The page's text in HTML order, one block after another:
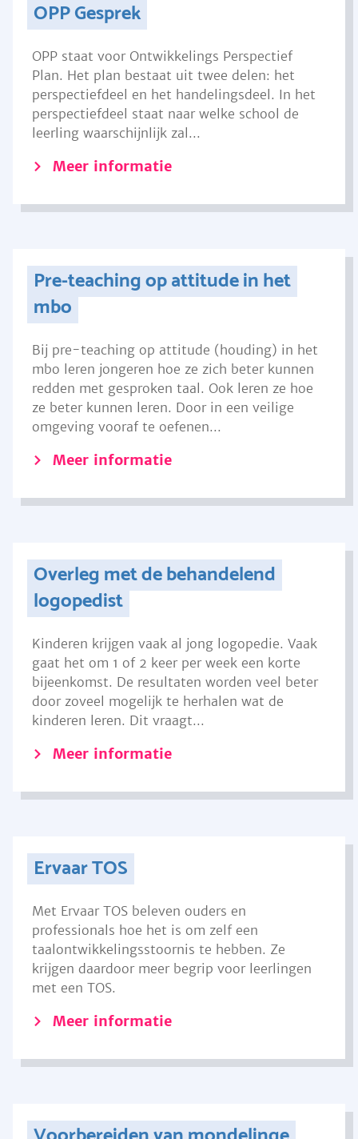
OPP Gesprek
OPP staat voor Ontwikkelings Perspectief
Plan. Het plan bestaat uit twee delen: het
perspectiefdeel en het handelingsdeel. In het
perspectiefdeel staat naar welke school de
leerling waarschijnlijk zal...
Meer informatie
Pre-teaching op attitude in het
mbo
Bij pre-teaching op attitude (houding) in het
mbo leren jongeren hoe ze zich beter kunnen
redden met gesproken taal. Ook leren ze hoe
ze beter kunnen leren. Door in een veilige
omgeving vooraf te oefenen...
Meer informatie
Overleg met de behandelend
logopedist
Kinderen krijgen vaak al jong logopedie. Vaak
gaat het om 1 of 2 keer per week een korte
bijeenkomst. De resultaten worden veel beter
door zoveel mogelijk te herhalen wat de
kinderen leren. Dit vraagt...
Meer informatie
Ervaar TOS
Met Ervaar TOS beleven ouders en
professionals hoe het is om zelf een
taalontwikkelingsstoornis te hebben. Ze
krijgen daardoor meer begrip voor leerlingen
met een TOS.
Meer informatie